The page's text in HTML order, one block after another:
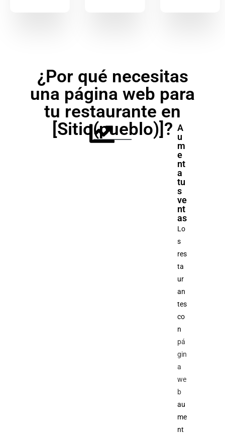
¿Por qué necesitas
una página web para
tu restaurante en
[Sitio(pueblo)]? A
u
m
e
nt
a
tu
s
ve
nt
as
Lo
s
res
ta
ur
an
tes
co
n
pá
gin
a
we
b
au
me
nt